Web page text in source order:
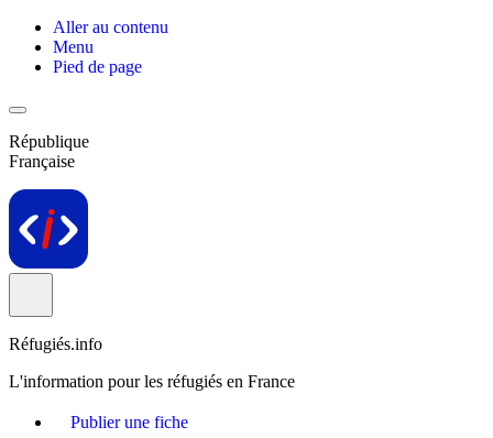
Aller au contenu
Menu
Pied de page
République
Française
Réfugiés.info
L'information pour les réfugiés en France
Publier une fiche